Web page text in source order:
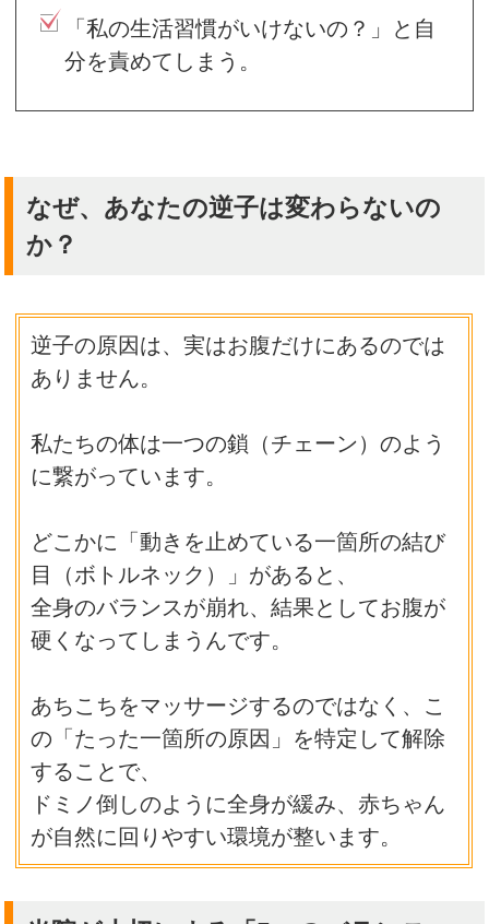
「私の生活習慣がいけないの？」と自
分を責めてしまう。
なぜ、あなたの逆子は変わらないの
か？
逆子の原因は、実はお腹だけにあるのでは
ありません。
私たちの体は一つの鎖（チェーン）のよう
に繋がっています。
どこかに「動きを止めている一箇所の結び
目（ボトルネック）」があると、
全身のバランスが崩れ、結果としてお腹が
硬くなってしまうんです。
あちこちをマッサージするのではなく、こ
の「たった一箇所の原因」を特定して解除
することで、
ドミノ倒しのように全身が緩み、赤ちゃん
が自然に回りやすい環境が整います。